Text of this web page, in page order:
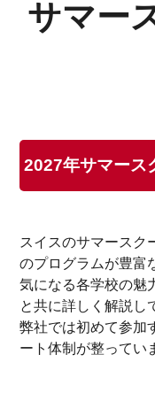
サマー
2027年サマース
スイスのサマースク
のプログラムが豊富
気になる各学校の魅
と共に詳しく解説し
弊社では初めて参加
ート体制が整ってい